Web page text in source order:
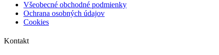
Všeobecné obchodné podmienky
Ochrana osobných údajov
Cookies
Kontakt